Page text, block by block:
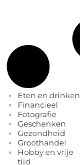
Eten en drinken
Financieel
Fotografie
Geschenken
Gezondheid
Groothandel
Hobby en vrije
tijd